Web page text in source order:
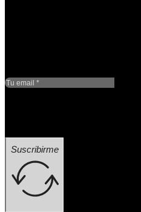
Suscribirme